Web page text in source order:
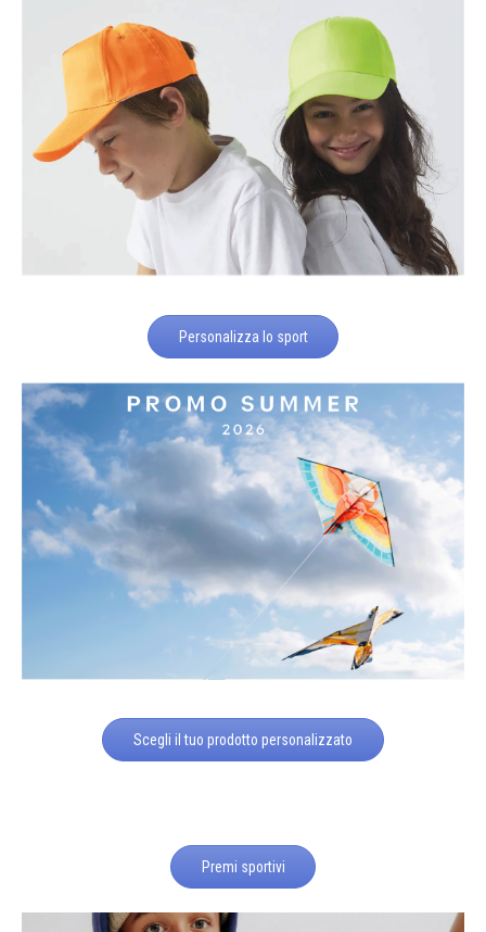
Personalizza lo sport
Scegli il tuo prodotto personalizzato
Premi sportivi